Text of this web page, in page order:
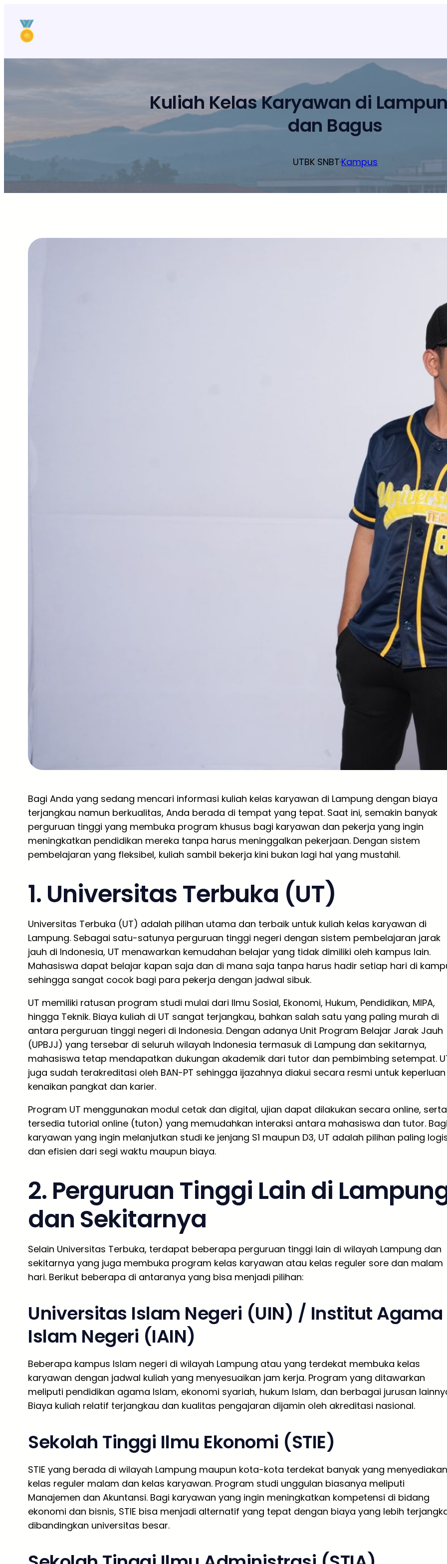
konten
Kuliah Kelas Karyawan di
dan Bagus
UTBK SNBT·Kampus
Bagi Anda yang sedang mencari informasi kuliah kelas karyawan di Lampung dengan biaya
terjangkau namun berkualitas, Anda berada di tempat yang tepat. Saat ini, semakin banyak
perguruan tinggi yang membuka program khusus bagi karyawan dan pekerja yang ingin
meningkatkan pendidikan mereka tanpa harus meninggalkan pekerjaan. Dengan sistem
pembelajaran yang fleksibel, kuliah sambil bekerja kini bukan lagi hal yang mustahil.
1. Universitas Terbuka (UT)
Universitas Terbuka (UT) adalah pilihan utama dan terbaik untuk kuliah kelas karyawan di
Lampung. Sebagai satu-satunya perguruan tinggi negeri dengan sistem pembelajaran jarak
jauh di Indonesia, UT menawarkan kemudahan belajar yang tidak dimiliki oleh kampus lain.
Mahasiswa dapat belajar kapan saja dan di mana saja tanpa harus hadir setiap hari di
sehingga sangat cocok bagi para pekerja dengan jadwal sibuk.
UT memiliki ratusan program studi mulai dari Ilmu Sosial, Ekonomi, Hukum, Pendidikan, MIPA,
hingga Teknik. Biaya kuliah di UT sangat terjangkau, bahkan salah satu yang paling murah di
antara perguruan tinggi negeri di Indonesia. Dengan adanya Unit Program Belajar Jarak Jauh
(UPBJJ) yang tersebar di seluruh wilayah Indonesia termasuk di Lampung dan sekitarnya,
mahasiswa tetap mendapatkan dukungan akademik dari tutor dan pembimbing setempat.
juga sudah terakreditasi oleh BAN-PT sehingga ijazahnya diakui secara resmi untuk keperluan
kenaikan pangkat dan karier.
Program UT menggunakan modul cetak dan digital, ujian dapat dilakukan secara online, serta
tersedia tutorial online (tuton) yang memudahkan interaksi antara mahasiswa dan tutor. Bagi
karyawan yang ingin melanjutkan studi ke jenjang S1 maupun D3, UT adalah pilihan paling
dan efisien dari segi waktu maupun biaya.
2. Perguruan Tinggi Lain di
dan Sekitarnya
Selain Universitas Terbuka, terdapat beberapa perguruan tinggi lain di wilayah Lampung dan
sekitarnya yang juga membuka program kelas karyawan atau kelas reguler sore dan malam
hari. Berikut beberapa di antaranya yang bisa menjadi pilihan:
Universitas Islam Negeri (UIN) / Institut Agama
Islam Negeri (IAIN)
Beberapa kampus Islam negeri di wilayah Lampung atau yang terdekat membuka kelas
karyawan dengan jadwal kuliah yang menyesuaikan jam kerja. Program yang ditawarkan
meliputi pendidikan agama Islam, ekonomi syariah, hukum Islam, dan berbagai jurusan
Biaya kuliah relatif terjangkau dan kualitas pengajaran dijamin oleh akreditasi nasional.
Sekolah Tinggi Ilmu Ekonomi (STIE)
STIE yang berada di wilayah Lampung maupun kota-kota terdekat banyak yang menyediakan
kelas reguler malam dan kelas karyawan. Program studi unggulan biasanya meliputi
Manajemen dan Akuntansi. Bagi karyawan yang ingin meningkatkan kompetensi di bidang
ekonomi dan bisnis, STIE bisa menjadi alternatif yang tepat dengan biaya yang lebih
dibandingkan universitas besar.